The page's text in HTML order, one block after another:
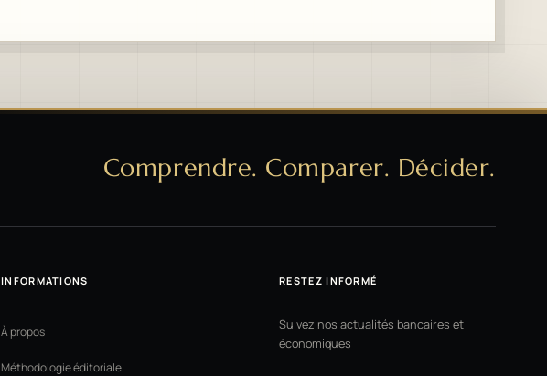
Comprendre. Comparer. Décider.
INFORMATIONS
À propos
Méthodologie éditoriale
RESTEZ INFORMÉ
Suivez nos actualités bancaires et
économiques